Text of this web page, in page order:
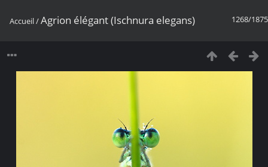
1268/1875
Accueil/Agrion élégant (Ischnura elegans)